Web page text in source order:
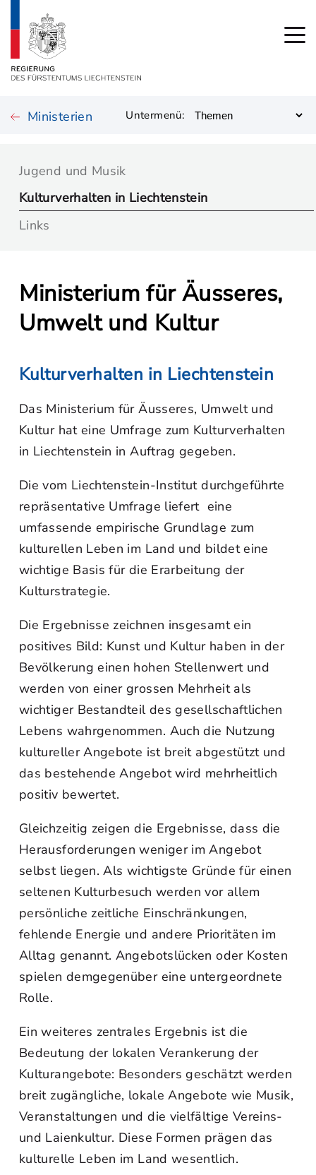
Ministerien Untermenü:
Jugend und Musik
Kulturverhalten in Liechtenstein
Links
Ministerium für Äusseres,
Umwelt und Kultur
Kulturverhalten in Liechtenstein
Das Ministerium für Äusseres, Umwelt und
Kultur hat eine Umfrage zum Kulturverhalten
in Liechtenstein in Auftrag gegeben.
Die vom Liechtenstein-Institut durchgeführte
repräsentative Umfrage liefert eine
umfassende empirische Grundlage zum
kulturellen Leben im Land und bildet eine
wichtige Basis für die Erarbeitung der
Kulturstrategie.
Die Ergebnisse zeichnen insgesamt ein
positives Bild: Kunst und Kultur haben in der
Bevölkerung einen hohen Stellenwert und
werden von einer grossen Mehrheit als
wichtiger Bestandteil des gesellschaftlichen
Lebens wahrgenommen. Auch die Nutzung
kultureller Angebote ist breit abgestützt und
das bestehende Angebot wird mehrheitlich
positiv bewertet.
Gleichzeitig zeigen die Ergebnisse, dass die
Herausforderungen weniger im Angebot
selbst liegen. Als wichtigste Gründe für einen
seltenen Kulturbesuch werden vor allem
persönliche zeitliche Einschränkungen,
fehlende Energie und andere Prioritäten im
Alltag genannt. Angebotslücken oder Kosten
spielen demgegenüber eine untergeordnete
Rolle.
Ein weiteres zentrales Ergebnis ist die
Bedeutung der lokalen Verankerung der
Kulturangebote: Besonders geschätzt werden
breit zugängliche, lokale Angebote wie Musik,
Veranstaltungen und die vielfältige Vereins-
und Laienkultur. Diese Formen prägen das
kulturelle Leben im Land wesentlich.